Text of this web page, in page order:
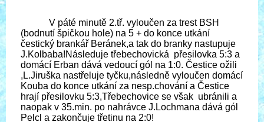
V páté minutě 2.tř. vyloučen za trest BSH
(bodnutí špičkou hole) na 5 + do konce utkání
čestický brankář Beránek,a tak do branky nastupuje
J.Kolbaba!Následuje třebechovická přesilovka 5:3 a
domácí Erban dává vedoucí gól na 1:0. Čestice ožili
,L.Jiruška nastřeluje tyčku,následně vyloučen domácí
Kouba do konce utkání za nesp.chování a Čestice
hrají přesilovku 5:3,Třebechovice se však ubránili a
naopak v 35.min. po nahrávce J.Lochmana dává gól
Pelcl a zakončuje třetinu na 2:0!